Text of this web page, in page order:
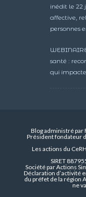
inédit le 22
affective,
personnes
santé :
qui
Blog administré par
Président fondateur
Les actions du
SIRET
Société par Actions
Déclaration d’activité
du préfet de la région
ne